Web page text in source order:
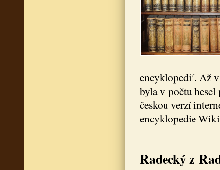
encyklopedií. Až
byla v počtu hesel
českou verzí
encyklopedie
Radecký z